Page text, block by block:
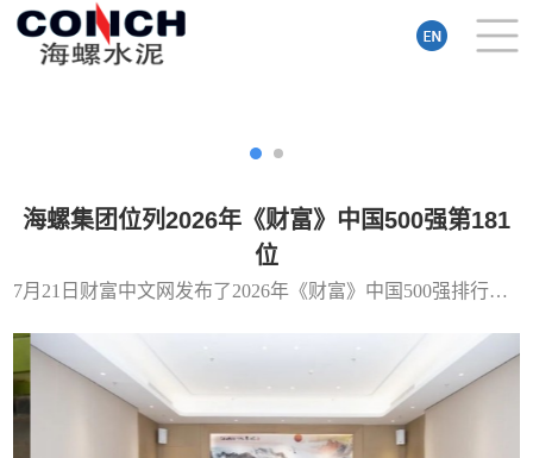
海螺集团位列2026年《财富》中国500强第181
位
7月21日财富中文网发布了2026年《财富》中国500强排行榜。其中，海螺集团位列榜单第181位。 据了解，该榜单采...